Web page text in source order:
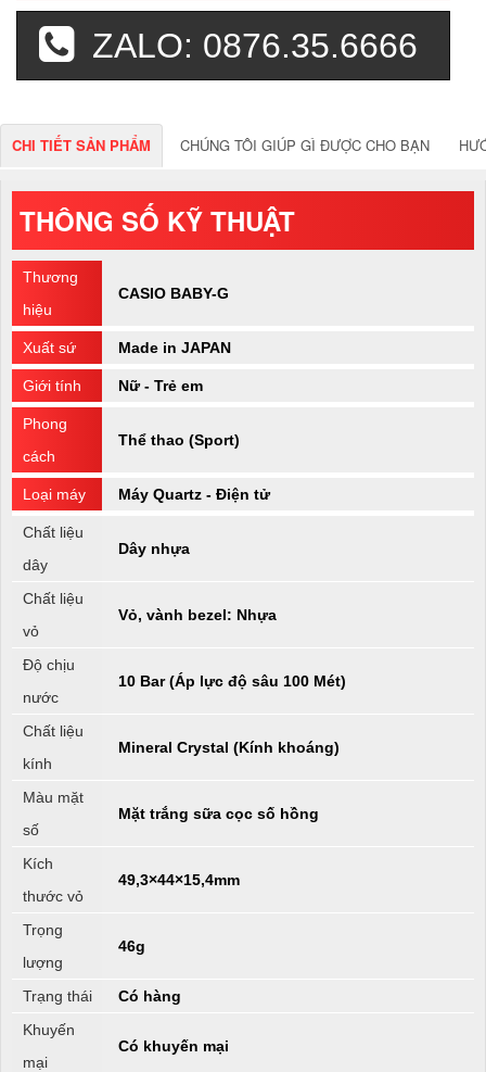
ZALO: 0876.35.6666
CHI TIẾT SẢN PHẨM CHÚNG TÔI GIÚP GÌ ĐƯỢC CHO BẠN
THÔNG SỐ KỸ THUẬT
Thương
hiệu
CASIO BABY-G
Xuất sứ Made in JAPAN
Giới tính Nữ - Trẻ em
Phong
cách
Thể thao (Sport)
Loại máy Máy Quartz - Điện tử
Chất liệu
dây
Dây nhựa
Chất liệu
vỏ
Vỏ, vành bezel: Nhựa
Độ chịu
nước
10 Bar (Áp lực độ sâu 100 Mét)
Chất liệu
kính
Mineral Crystal (Kính khoáng)
Màu mặt
số
Mặt trắng sữa cọc số hồng
Kích
thước vỏ
49,3×44×15,4mm
Trọng
lượng
46g
Trạng thái
Có hàng
Khuyến
mại
Có khuyến mại